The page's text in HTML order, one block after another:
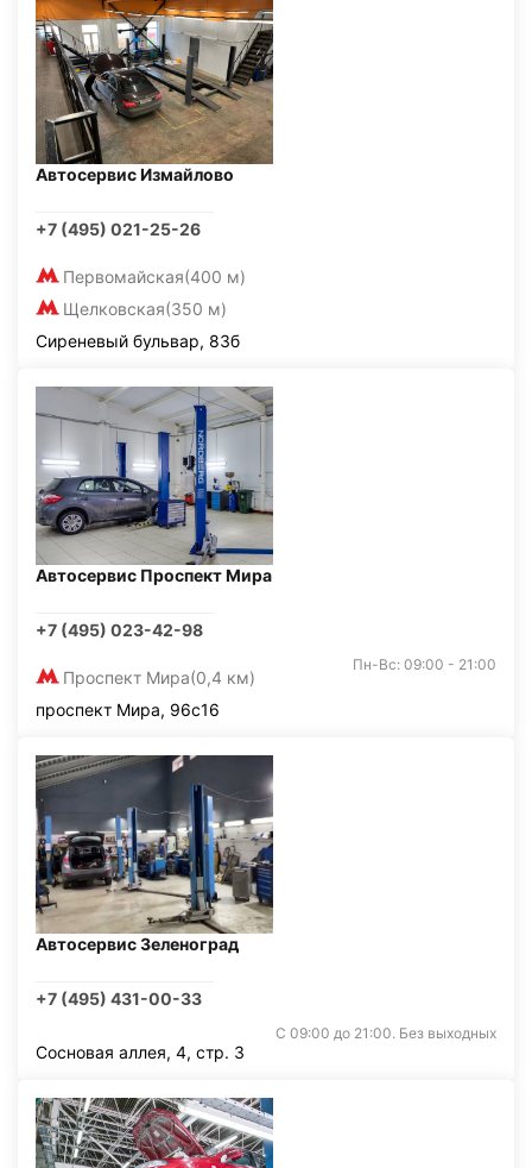
Автосервис Измайлово
+7 (495) 021-25-26
Первомайская(400 м)
Щелковская(350 м)
Сиреневый бульвар, 83б
Автосервис Проспект Мира
+7 (495) 023-42-98
Проспект Мира(0,4 км)
Пн-Вс: 09:00 - 21:00
проспект Мира, 96с16
Автосервис Зеленоград
+7 (495) 431-00-33
С 09:00 до 21:00. Без выходных
Сосновая аллея, 4, стр. 3